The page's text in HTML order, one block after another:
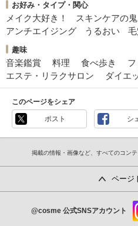
お好み・タイプ・関心
メイク大好き！ スキンケアの鬼
アンチエイジング
うるおい
趣味
音楽鑑賞 料理 食べ歩き
エステ・リラクサロン
ダイエ
このページをシェア
ポスト シ
掲載の情報・画像など、すべてのコン
ページ
@cosme 公式SNSアカウント